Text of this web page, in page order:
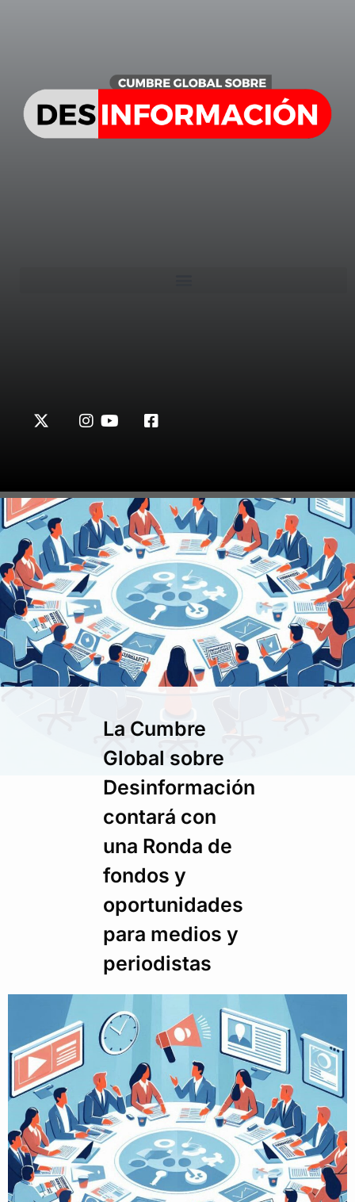
La Cumbre
Global sobre
Desinformación
contará con
una Ronda de
fondos y
oportunidades
para medios y
periodistas